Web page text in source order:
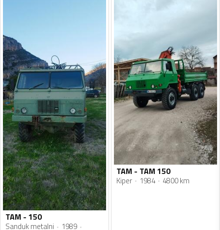
TAM - 150
Sanduk metalni 1989
TAM - TAM 150
Kiper 1984 4800 km